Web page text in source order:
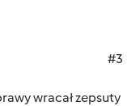
#3
wracał zepsuty